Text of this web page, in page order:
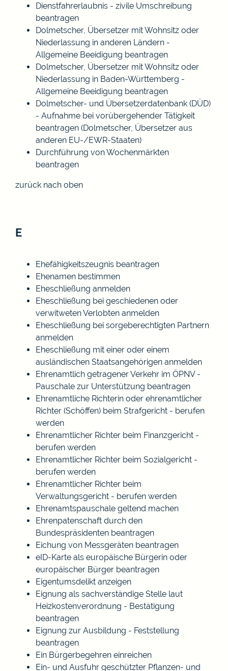
Dienstfahrerlaubnis - zivile Umschreibung
beantragen
Dolmetscher, Übersetzer mit Wohnsitz oder
Niederlassung in anderen Ländern -
Allgemeine Beeidigung beantragen
Dolmetscher, Übersetzer mit Wohnsitz oder
Niederlassung in Baden-Württemberg -
Allgemeine Beeidigung beantragen
Dolmetscher- und Übersetzerdatenbank (DÜD)
- Aufnahme bei vorübergehender Tätigkeit
beantragen (Dolmetscher, Übersetzer aus
anderen EU-/EWR-Staaten)
Durchführung von Wochenmärkten
beantragen
zurück nach oben
E
Ehefähigkeitszeugnis beantragen
Ehenamen bestimmen
Eheschließung anmelden
Eheschließung bei geschiedenen oder
verwitweten Verlobten anmelden
Eheschließung bei sorgeberechtigten Partnern
anmelden
Eheschließung mit einer oder einem
ausländischen Staatsangehörigen anmelden
Ehrenamtlich getragener Verkehr im ÖPNV -
Pauschale zur Unterstützung beantragen
Ehrenamtliche Richterin oder ehrenamtlicher
Richter (Schöffen) beim Strafgericht - berufen
werden
Ehrenamtlicher Richter beim Finanzgericht -
berufen werden
Ehrenamtlicher Richter beim Sozialgericht -
berufen werden
Ehrenamtlicher Richter beim
Verwaltungsgericht - berufen werden
Ehrenamtspauschale geltend machen
Ehrenpatenschaft durch den
Bundespräsidenten beantragen
Eichung von Messgeräten beantragen
eID-Karte als europäische Bürgerin oder
europäischer Bürger beantragen
Eigentumsdelikt anzeigen
Eignung als sachverständige Stelle laut
Heizkostenverordnung - Bestätigung
beantragen
Eignung zur Ausbildung - Feststellung
beantragen
Ein Bürgerbegehren einreichen
Ein- und Ausfuhr geschützter Pflanzen- und